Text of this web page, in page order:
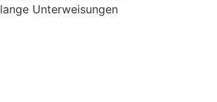
lange Unterweisungen